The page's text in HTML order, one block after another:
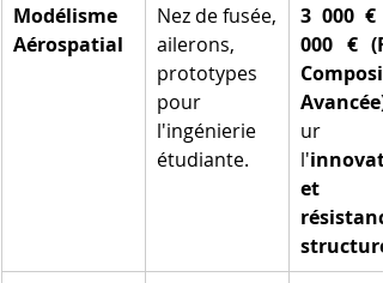
Modélisme
Aérospatial
Nez de fusée,
ailerons,
prototypes
pour
l'ingénierie
étudiante.
3 000 €
000 €
Avancée)
ur
l'
et